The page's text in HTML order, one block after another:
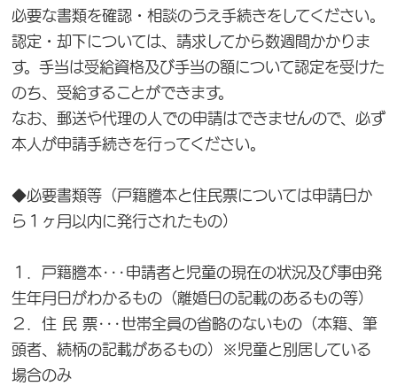
必要な書類を確認・相談のうえ手続きをしてください。
認定・却下については、請求してから数週間かかりま
す。手当は受給資格及び手当の額について認定を受けた
のち、受給することができます。
なお、郵送や代理の人での申請はできませんので、必ず
本人が申請手続きを行ってください。
◆必要書類等（戸籍謄本と住民票については申請日か
ら１ヶ月以内に発行されたもの）
１．戸籍謄本･･･申請者と児童の現在の状況及び事由発
生年月日がわかるもの（離婚日の記載のあるもの等）
２．住 民 票･･･世帯全員の省略のないもの（本籍、筆
頭者、続柄の記載があるもの）※児童と別居している
場合のみ